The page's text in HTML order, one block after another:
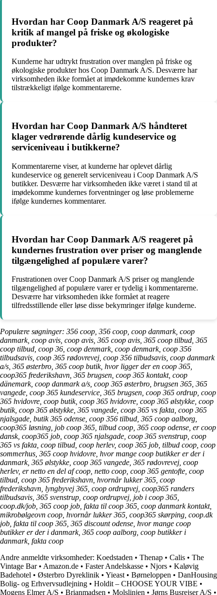
Hvordan har Coop Danmark A/S reageret på
kritik af mangel på friske og økologiske
produkter?
Kunderne har udtrykt frustration over manglen på friske og
økologiske produkter hos Coop Danmark A/S. Desværre har
virksomheden ikke formået at imødekomme kundernes krav
tilstrækkeligt ifølge kommentarerne.
Hvordan har Coop Danmark A/S håndteret
klager vedrørende dårlig kundeservice og
serviceniveau i butikkerne?
Kommentarerne viser, at kunderne har oplevet dårlig
kundeservice og generelt serviceniveau i Coop Danmark A/S
butikker. Desværre har virksomheden ikke været i stand til at
imødekomme kundernes forventninger og løse problemerne
ifølge kundernes kommentarer.
Hvordan har Coop Danmark A/S reageret på
kundernes frustration over priser og manglende
tilgængelighed af populære varer?
Frustrationen over Coop Danmark A/S priser og manglende
tilgængelighed af populære varer er tydelig i kommentarerne.
Desværre har virksomheden ikke formået at reagere
tilfredsstillende eller løse disse bekymringer ifølge kunderne.
Populære søgninger: 356 coop, 356 coop, coop danmark, coop
danmark, coop avis, coop avis, 365 coop avis, 365 coop tilbud, 365
coop tilbud, coop 36, coop denmark, coop denmark, coop 356
tilbudsavis, coop 365 rødovrevej, coop 356 tilbudsavis, coop danmark
a/s, 365 østerbro, 365 coop butik, hvor ligger der en coop 365,
coop365 frederikshavn, 365 brugsen, coop 365 kontakt, coop
dänemark, coop danmark a/s, coop 365 østerbro, brugsen 365, 365
vangede, coop 365 kundeservice, 365 brugsen, coop 365 ordrup, coop
365 hvidovre, coop butik, coop 365 hvidovre, coop 365 ølstykke, coop
butik, coop 365 ølstykke, 365 vangede, coop 365 vs fakta, coop 365
njalsgade, butik 365 odense, coop 356 tilbud, 365 coop aalborg,
coop365 løsning, job coop 365, tilbud coop, 365 coop odense, er coop
dansk, coop365 job, coop 365 njalsgade, coop 365 svenstrup, coop
365 vs fakta, coop tilbud, coop herlev, coop 365 job, tilbud coop, coop
sommerhus, 365 coop hvidovre, hvor mange coop butikker er der i
danmark, 365 ølstykke, coop 365 vangede, 365 rødovrevej, coop
herlev, er netto en del af coop, netto coop, coop 365 gentofte, coop
tilbud, coop 365 frederikshavn, hvornår lukker 365, coop
frederikshavn, lyngbyvej 365, coop ordrupvej, coop365 randers
tilbudsavis, 365 svenstrup, coop ordrupvej, job i coop 365,
coop.dk/job, 365 coop job, fakta til coop 365, coop danmark kontakt,
mikrobølgeovn coop, hvornår lukker 365, coop365 skørping, coop.dk
job, fakta til coop 365, 365 discount odense, hvor mange coop
butikker er der i danmark, 365 coop aalborg, coop butikker i
danmark, fakta coop
Andre anmeldte virksomheder: Koedstaden • Thenap • Calis • The
Vintage Bar• Amazon.de • Faster Andelskasse • Njors • Kaløvig
Badehotel • Østerbro Dyreklinik • Yieast • Børneloppen • DanHousing
Bolig- og Erhvervsudlejning • Holdit – CHOOSE YOUR VIBE •
Mogens Elmer A/S • Brianmadsen • Molslinjen • Jørns Busrejser A/S •